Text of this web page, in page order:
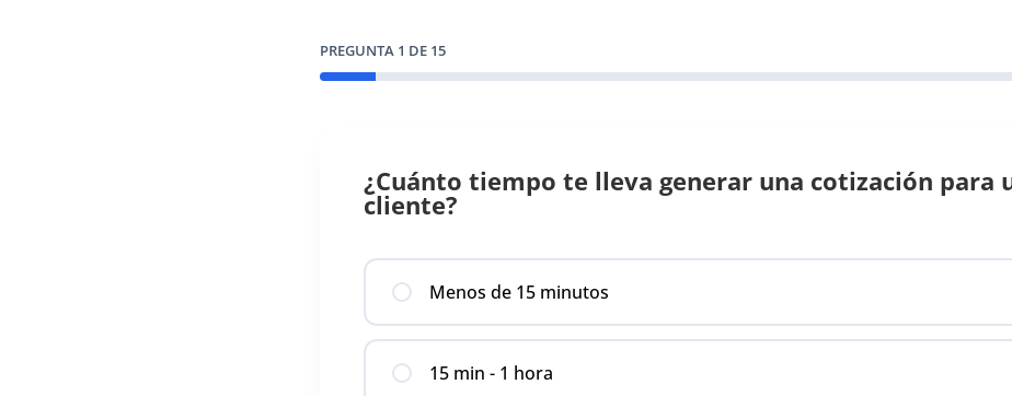
PREGUNTA 1 DE 15
¿Cuánto tiempo te lleva generar una cotización para
cliente?
Menos de 15 minutos
15 min - 1 hora